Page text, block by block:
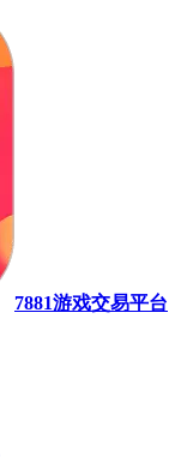
7881游戏交易平台